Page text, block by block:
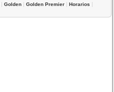
|Golden |Golden Premier |Horarios |